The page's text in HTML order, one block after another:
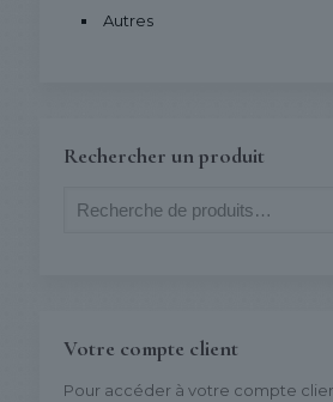
Autres
Rechercher un produit
Votre compte client
Pour accéder à votre compte